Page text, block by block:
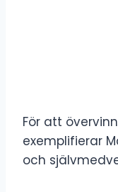
För att
exemplifierar
och